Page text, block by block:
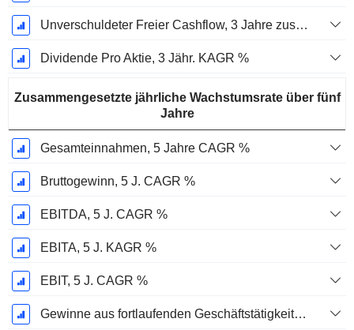
Unverschuldeter Freier Cashflow, 3 Jahre zusammengesetzte jährliche Wachstumsrate %
Dividende Pro Aktie, 3 Jähr. KAGR %
Zusammengesetzte jährliche Wachstumsrate über fünf
Jahre
Gesamteinnahmen, 5 Jahre CAGR %
Bruttogewinn, 5 J. CAGR %
EBITDA, 5 J. CAGR %
EBITA, 5 J. KAGR %
EBIT, 5 J. CAGR %
Gewinne aus fortlaufenden Geschäftstätigkeiten, 5-Jahres-CAGR %